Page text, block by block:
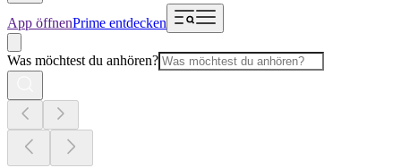
App öffnenPrime entdecken
Was möchtest du anhören?